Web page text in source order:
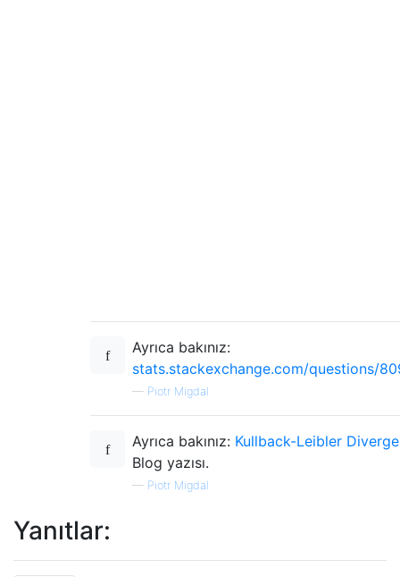
Ayrıca bakınız:
stats.stackexchange.com/questions/
— Piotr Migdal
Ayrıca bakınız: Kullback-Leibler
Blog yazısı.
— Piotr Migdal
Yanıtlar: